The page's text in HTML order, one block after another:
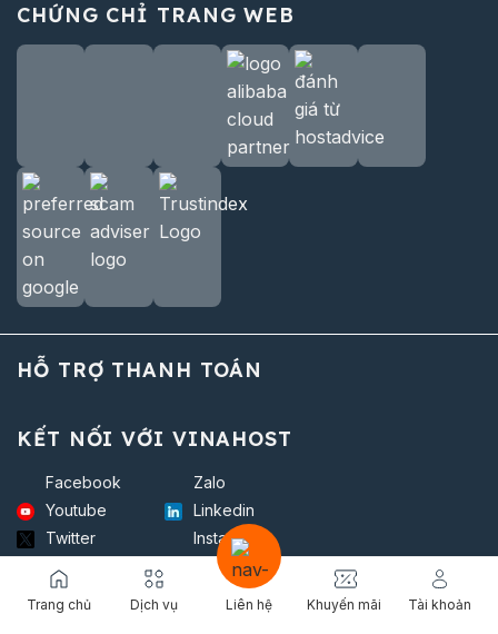
CHỨNG CHỈ TRANG WEB
HỖ TRỢ THANH TOÁN
KẾT NỐI VỚI VINAHOST
Facebook
Zalo
Youtube
Linkedin
Twitter
Instagram
Github
Trang chủ Dịch vụ Liên hệ Khuyến mãi Tài khoản